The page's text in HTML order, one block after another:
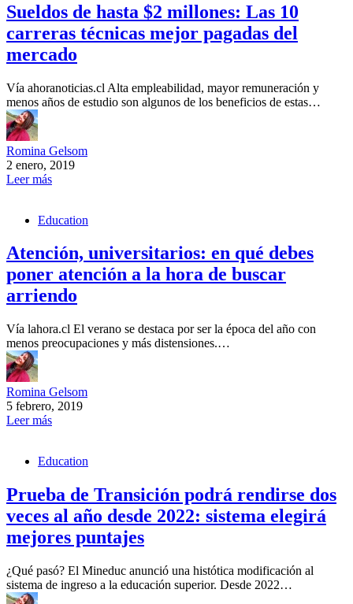
Sueldos de hasta $2 millones: Las 10
carreras técnicas mejor pagadas del
mercado
Vía ahoranoticias.cl Alta empleabilidad, mayor remuneración y
menos años de estudio son algunos de los beneficios de estas…
Romina Gelsom
2 enero, 2019
Leer más
Education
Atención, universitarios: en qué debes
poner atención a la hora de buscar
arriendo
Vía lahora.cl El verano se destaca por ser la época del año con
menos preocupaciones y más distensiones.…
Romina Gelsom
5 febrero, 2019
Leer más
Education
Prueba de Transición podrá rendirse dos
veces al año desde 2022: sistema elegirá
mejores puntajes
¿Qué pasó? El Mineduc anunció una histótica modificación al
sistema de ingreso a la educación superior. Desde 2022…